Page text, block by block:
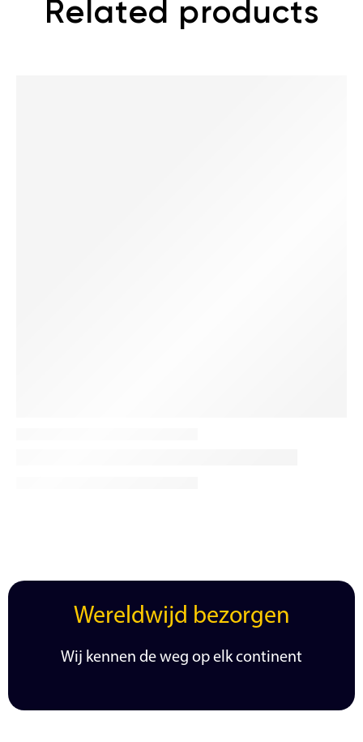
Related products
Wereldwijd bezorgen
Wij kennen de weg op elk continent